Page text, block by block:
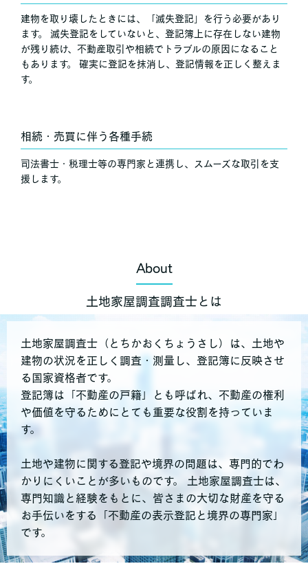
建物を取り壊したときには、「滅失登記」を行う必要があり
ます。 滅失登記をしていないと、登記簿上に存在しない建物
が残り続け、不動産取引や相続でトラブルの原因になること
もあります。 確実に登記を抹消し、登記情報を正しく整えま
す。
相続・売買に伴う各種手続
司法書士・税理士等の専門家と連携し、スムーズな取引を支
援します。
About
土地家屋調査調査士とは
土地家屋調査士（とちかおくちょうさし）は、土地や
建物の状況を正しく調査・測量し、登記簿に反映させ
る国家資格者です。
登記簿は「不動産の戸籍」とも呼ばれ、不動産の権利
や価値を守るためにとても重要な役割を持っていま
す。
土地や建物に関する登記や境界の問題は、専門的でわ
かりにくいことが多いものです。 土地家屋調査士は、
専門知識と経験をもとに、皆さまの大切な財産を守る
お手伝いをする「不動産の表示登記と境界の専門家」
です。